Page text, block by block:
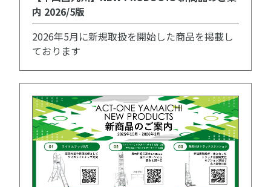
内 2026/5版
2026年5月に新規取扱を開始した商品を掲載し
ております